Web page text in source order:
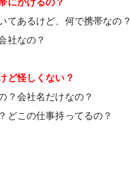
にかけるの？
てあるけど、何で携帯なの？
社なの？
ど怪しくない？
？会社名だけなの？
どこの仕事持ってるの？